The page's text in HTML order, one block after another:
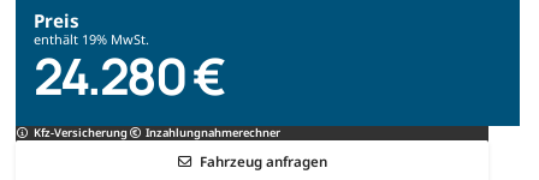
Preis
enthält 19% MwSt.
24.280 €
Kfz-Versicherung Inzahlungnahmerechner
Fahrzeug anfragen